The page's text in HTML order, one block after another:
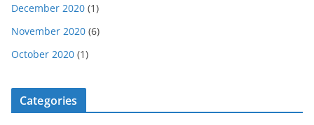
December 2020 (1)
November 2020 (6)
October 2020 (1)
Categories